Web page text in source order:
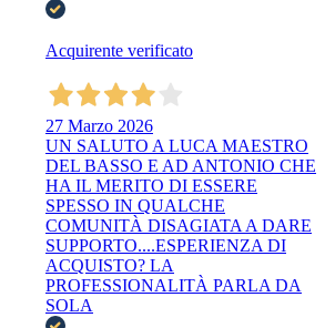
Acquirente verificato
27 Marzo 2026
UN SALUTO A LUCA MAESTRO
DEL BASSO E AD ANTONIO CHE
HA IL MERITO DI ESSERE
SPESSO IN QUALCHE
COMUNITÀ DISAGIATA A DARE
SUPPORTO....ESPERIENZA DI
ACQUISTO? LA
PROFESSIONALITÀ PARLA DA
SOLA